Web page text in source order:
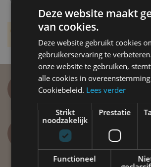
Impossible de trouver des produits
sélection.
VISA, Mastercard, Maestro
Distribution rapide
Grâce à 42 000 m2 d'entrepôt
Deze website maakt
van cookies.
Deze website gebruikt cookies
gebruikerservaring te
onze website te gebruiken,
alle cookies in
Cookiebeleid. Lees verder
Strikt
noodzakelijk
Prestatie
Functioneel